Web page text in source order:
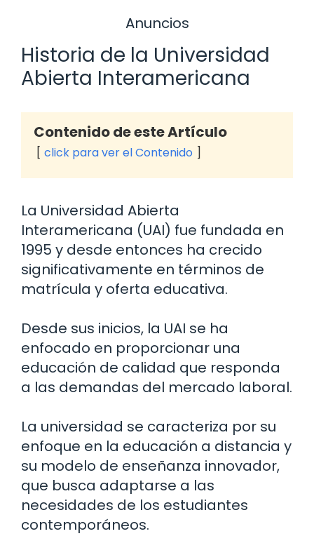
Anuncios
Historia de la Universidad
Abierta Interamericana
Contenido de este Artículo
click para ver el Contenido
La Universidad Abierta
Interamericana (UAI) fue fundada en
1995 y desde entonces ha crecido
significativamente en términos de
matrícula y oferta educativa.
Desde sus inicios, la UAI se ha
enfocado en proporcionar una
educación de calidad que responda
a las demandas del mercado laboral.
La universidad se caracteriza por su
enfoque en la educación a distancia y
su modelo de enseñanza innovador,
que busca adaptarse a las
necesidades de los estudiantes
contemporáneos.